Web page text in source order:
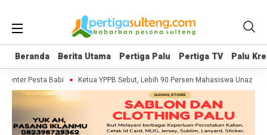
Beranda Berita Utama Pertiga Palu Pertiga TV Palu
Beranda Berita Utama Pertiga Palu Pertiga TV Palu
Pesta Babi Ketua YPPB Sebut, Lebih 90 Persen Mahasiswa Unazlam